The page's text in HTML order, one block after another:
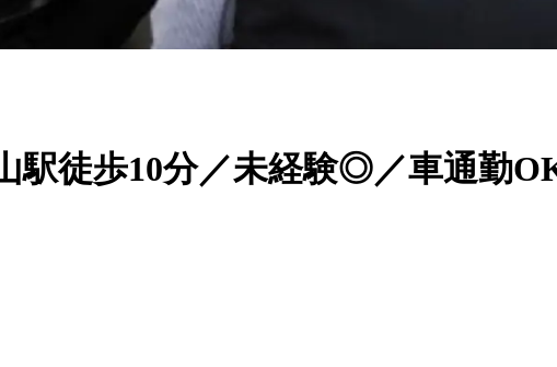
駅徒歩10分／未経験◎／車通勤